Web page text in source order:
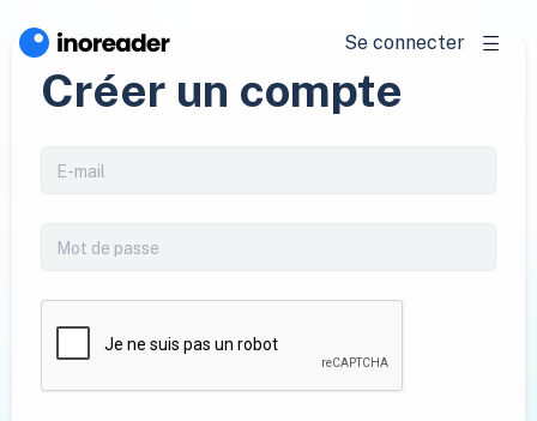
Se connecter
Créer un compte